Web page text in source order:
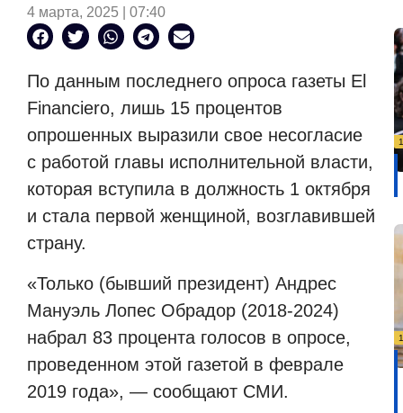
4 марта, 2025 | 07:40
По данным последнего опроса газеты El
Financiero, лишь 15 процентов
опрошенных выразили свое несогласие
с работой главы исполнительной власти,
которая вступила в должность 1 октября
и стала первой женщиной, возглавившей
страну.
«Только (бывший президент) Андрес
Мануэль Лопес Обрадор (2018-2024)
набрал 83 процента голосов в опросе,
проведенном этой газетой в феврале
2019 года», — сообщают СМИ.